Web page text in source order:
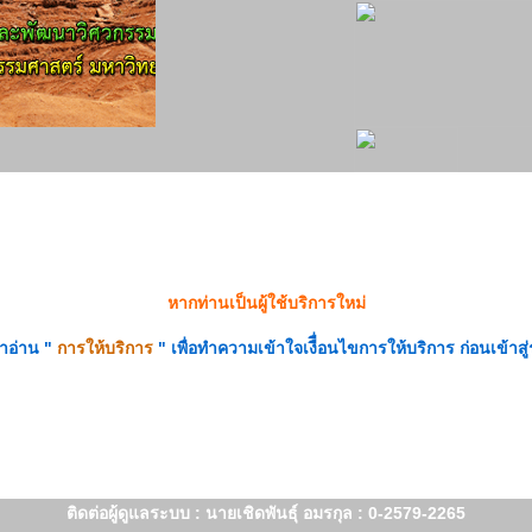
หากท่านเป็นผู้ใช้บริการใหม่
อ่าน " การให้บริการ" เพื่อทำความเข้าใจเงืื่อนไขการให้บริการ ก่อนเข้า
ติดต่อผู้ดูแลระบบ : นายเชิดพันธุ์ อมรกุล : 0-2579-2265